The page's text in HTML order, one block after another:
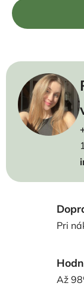
Jednotková cena:
Pri
Až